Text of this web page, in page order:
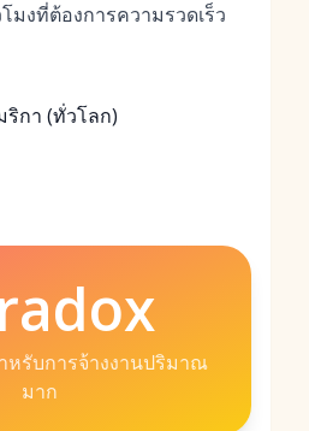
มงที่ต้องการความรวดเร็ว
ริกา (ทั่วโลก)
หรับการจ้างงานปริมาณ
มาก